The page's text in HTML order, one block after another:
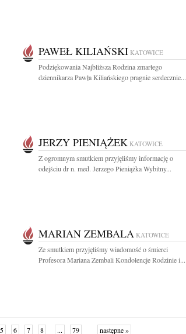
PAWEŁ KILIAŃSKI KATOWICE
Podziękowania Najbliższa Rodzina zmarłego
dziennikarza Pawła Kiliańskiego pragnie serdecznie...
JERZY PIENIĄŻEK KATOWICE
Z ogromnym smutkiem przyjęliśmy informację o
odejściu dr n. med. Jerzego Pieniążka Wybitny...
MARIAN ZEMBALA KATOWICE
Ze smutkiem przyjęliśmy wiadomość o śmierci
Profesora Mariana Zembali Kondolencje Rodzinie i...
5 6 7 8 ... 79 następne »